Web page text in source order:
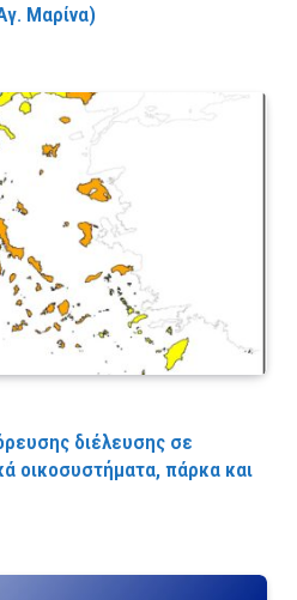
Μαρίνα)
διέλευσης σε
οικοσυστήματα, πάρκα και